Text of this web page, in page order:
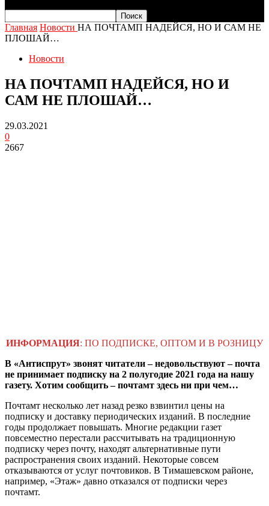
Главная Новости НА ПОЧТАМП НАДЕЙСЯ, НО И САМ НЕ
ПЛОШАЙ…
Новости
НА ПОЧТАМП НАДЕЙСЯ, НО И
САМ НЕ ПЛОШАЙ…
29.03.2021
0
2667
ИНФОРМАЦИЯ: ПО ПОДПИСКЕ, ОПТОМ И В РОЗНИЦУ
В «Антиспрут» звонят читатели – недовольствуют – почта
не принимает подписку на 2 полугодие 2021 года на нашу
газету. Хотим сообщить – почтамт здесь ни при чем…
Почтамт несколько лет назад резко взвинтил цены на
подписку и доставку периодических изданий. В последние
годы продолжает повышать. Многие редакции газет
повсеместно перестали рассчитывать на традиционную
подписку через почту, находят альтернативные пути
распространения своих изданий. Некоторые совсем
отказываются от услуг почтовиков. В Тимашевском районе,
например, «Этаж» давно отказался от подписки через
почтамт.